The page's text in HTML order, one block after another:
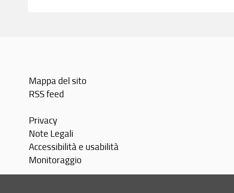
Mappa del sito
RSS feed
Privacy
Note Legali
Accessibilità e usabilità
Monitoraggio